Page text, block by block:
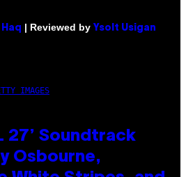
Haq | Reviewed by Ysolt Usigan
IMAGES
27’ Soundtrack
Osbourne,